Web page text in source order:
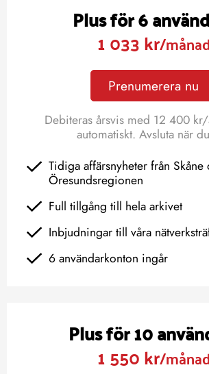
Plus för 6
1 033 kr/månad
Prenumerera nu
Debiteras årsvis med 12 400
automatiskt. Avsluta när
Tidiga affärsnyheter från Skåne
Öresundsregionen
Full tillgång till hela arkivet
Inbjudningar till våra
6 användarkonton ingår
Plus för 10
1 550 kr/månad